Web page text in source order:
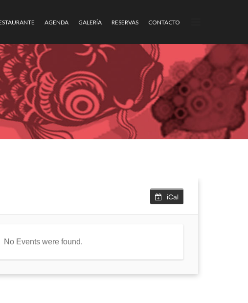
AGENDA GALERÍA RESERVAS CONTACTO
iCal
No Events were found.